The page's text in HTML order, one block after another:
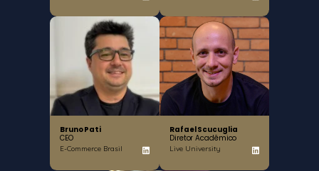
Bruno Pati
CEO
E-Commerce Brasil
Rafael Scucuglia
Diretor Acadêmico
Live University